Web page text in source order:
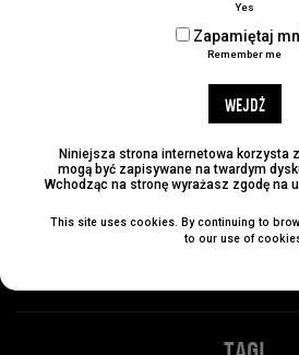
KATEGORIE
No categories
ARCHIWUM
Yes
Zapamiętaj
Remember me
WEJDŹ
Niniejsza strona internetowa korzysta
mogą być zapisywane na twardym
Wchodząc na stronę wyrażasz zgodę na
This site uses cookies. By continuing to
to our use of